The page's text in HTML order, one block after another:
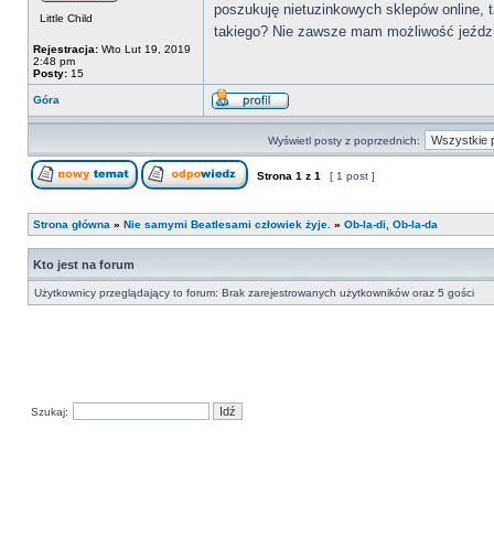
Little Child
Rejestracja: Wto Lut 19, 2019
2:48 pm
Posty: 15
poszukuję nietuzinkowych sklepów
takiego? Nie zawsze mam możliwość
Góra
Wyświetl posty z poprzednich:
Strona 1 z 1 [ 1 post ]
Strona główna » Nie samymi Beatlesami człowiek żyje. » Ob-la-di, Ob-la-da
Kto jest na forum
Użytkownicy przeglądający to forum: Brak zarejestrowanych użytkowników oraz 5 gości
Szukaj: